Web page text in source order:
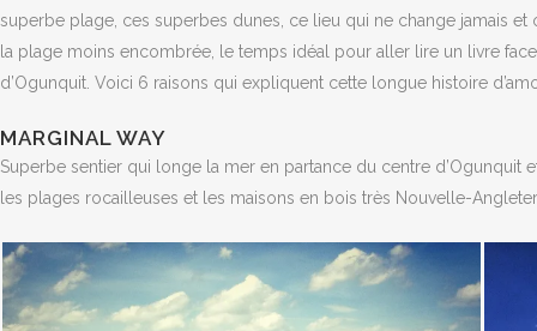
superbe plage, ces superbes dunes, ce lieu qui ne change jamais et
la plage moins encombrée, le temps idéal pour aller lire un livre
d’Ogunquit. Voici 6 raisons qui expliquent cette longue histoire
MARGINAL WAY
Superbe sentier qui longe la mer en partance du centre d’Ogunquit
les plages rocailleuses et les maisons en bois très Nouvelle-